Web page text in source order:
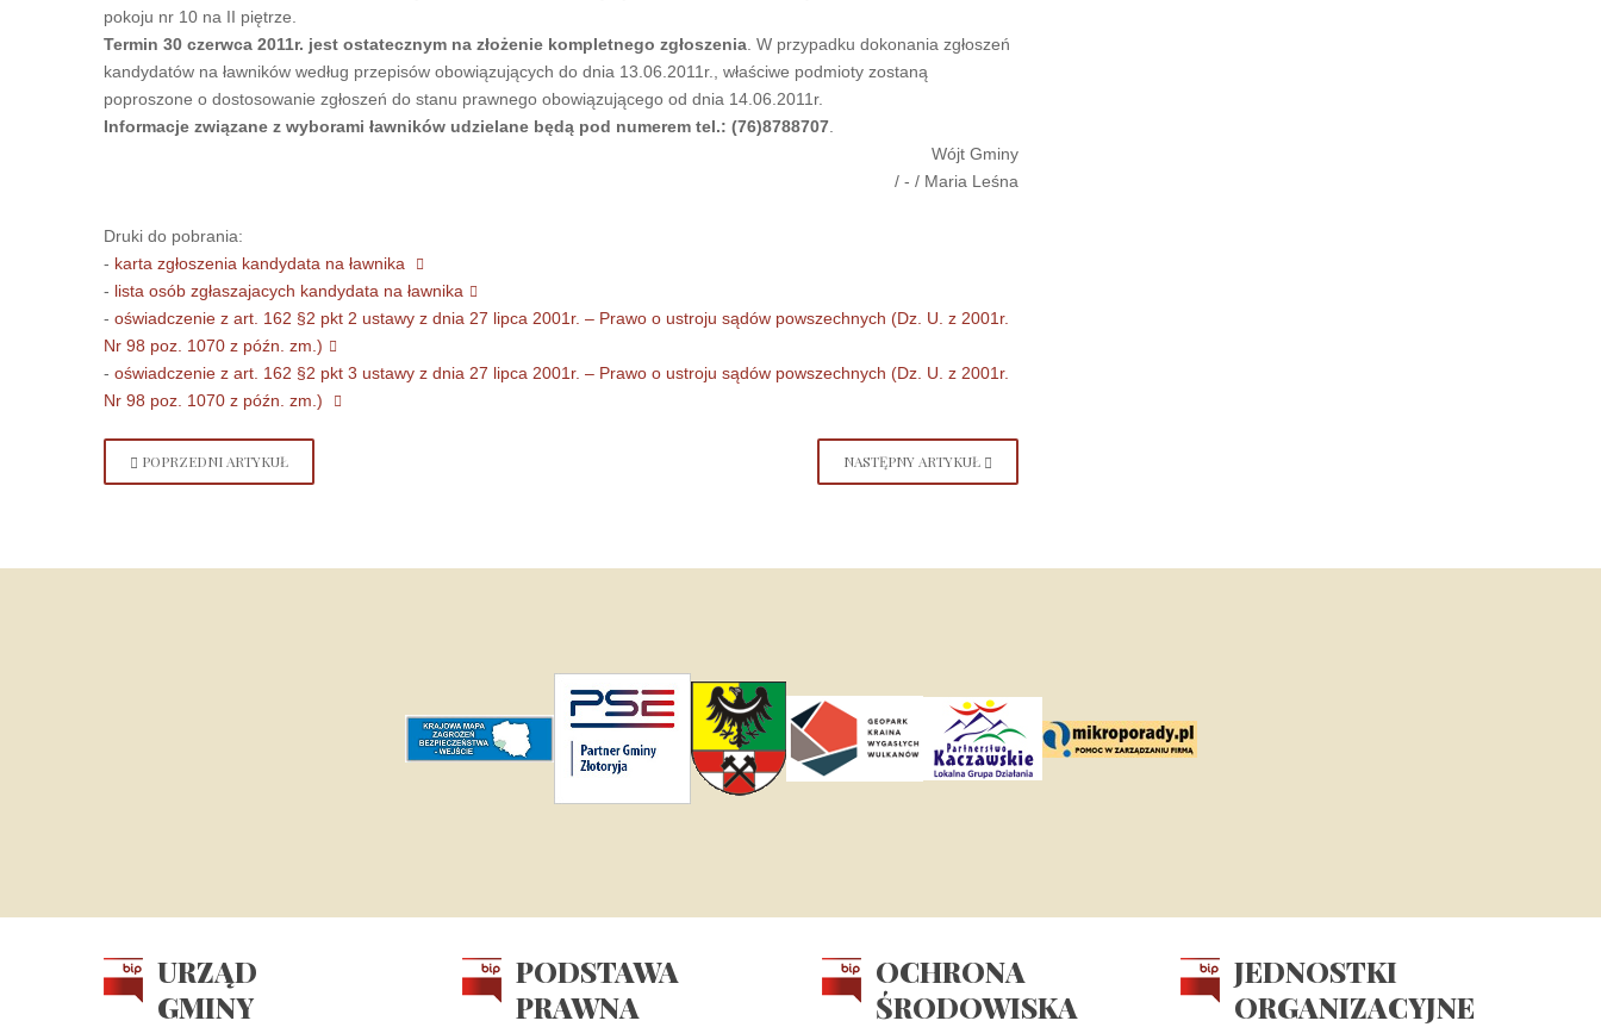
pokoju nr 10 na II piętrze.
Termin 30 czerwca 2011r. jest ostatecznym na złożenie kompletnego zgłoszenia . W przypadku dokonania zgłoszeń
kandydatów na ławników według przepisów obowiązujących do dnia 13.06.2011r., właściwe podmioty zostaną
poproszone o dostosowanie zgłoszeń do stanu prawnego obowiązującego od dnia 14.06.2011r.
Informacje związane z wyborami ławników udzielane będą pod numerem tel.: (76)8788707
Wójt Gminy
/ - / Maria Leśna
Druki do pobrania:
- karta zgłoszenia kandydata na ławnika
- lista osób zgłaszajacych kandydata na ławnika
- oświadczenie z art. 162 §2 pkt 2 ustawy z dnia 27 lipca 2001r. – Prawo o ustroju sądów powszechnych (Dz. U. z 2001r.
Nr 98 poz. 1070 z późn. zm.)
- oświadczenie z art. 162 §2 pkt 3 ustawy z dnia 27 lipca 2001r. – Prawo o ustroju sądów powszechnych (Dz. U. z 2001r.
Nr 98 poz. 1070 z późn. zm.)
POPRZEDNI ARTYKUŁ NASTĘPNY ARTYKUŁ
URZĄD
GMINY
PODSTAWA
PRAWNA
OCHRONA
ŚRODOWISKA
JEDNOSTKI
ORGANIZACYJNE